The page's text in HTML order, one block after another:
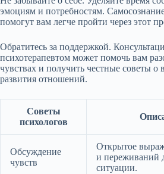
эмоциям и потребностям.
помогут вам легче пройти через этот
Обратитесь за поддержкой.
психотерапевтом может помочь вам
чувствах и получить честные советы
развития отношений.
Советы
психологов
Обсуждение
чувств
Открытое
и переживаний
ситуации.